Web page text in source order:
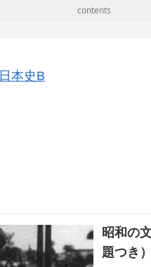
contents
日本史B
昭和の
題つき